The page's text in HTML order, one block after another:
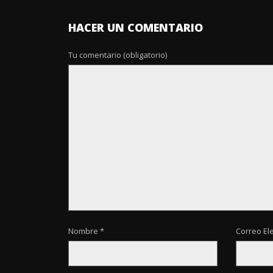
HACER UN COMENTARIO
Tu comentario (obligatorio)
Nombre * Correo